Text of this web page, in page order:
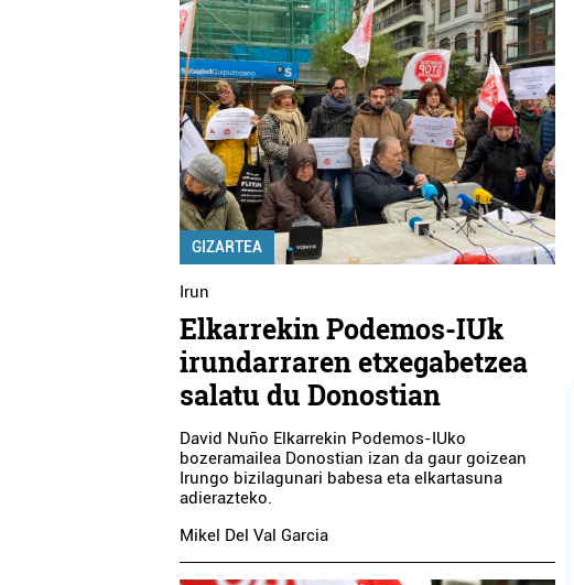
GIZARTEA
Irun
Elkarrekin Podemos-IUk
irundarraren etxegabetzea
salatu du Donostian
David Nuño Elkarrekin Podemos-IUko
bozeramailea Donostian izan da gaur goizean
Irungo bizilagunari babesa eta elkartasuna
adierazteko.
Mikel Del Val Garcia